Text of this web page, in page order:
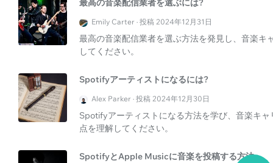
最高の音楽配信業者を選ぶには?
Emily Carter · 投稿 2024年12月31日
最高の音楽配信業者を選ぶ方法を発見し、音楽
してください。
Spotifyアーティストになるには?
Alex Parker · 投稿 2024年12月30日
Spotifyアーティストになる方法を学び、音楽キ
点を理解してください。
SpotifyとApple Musicに音楽を投稿する方法